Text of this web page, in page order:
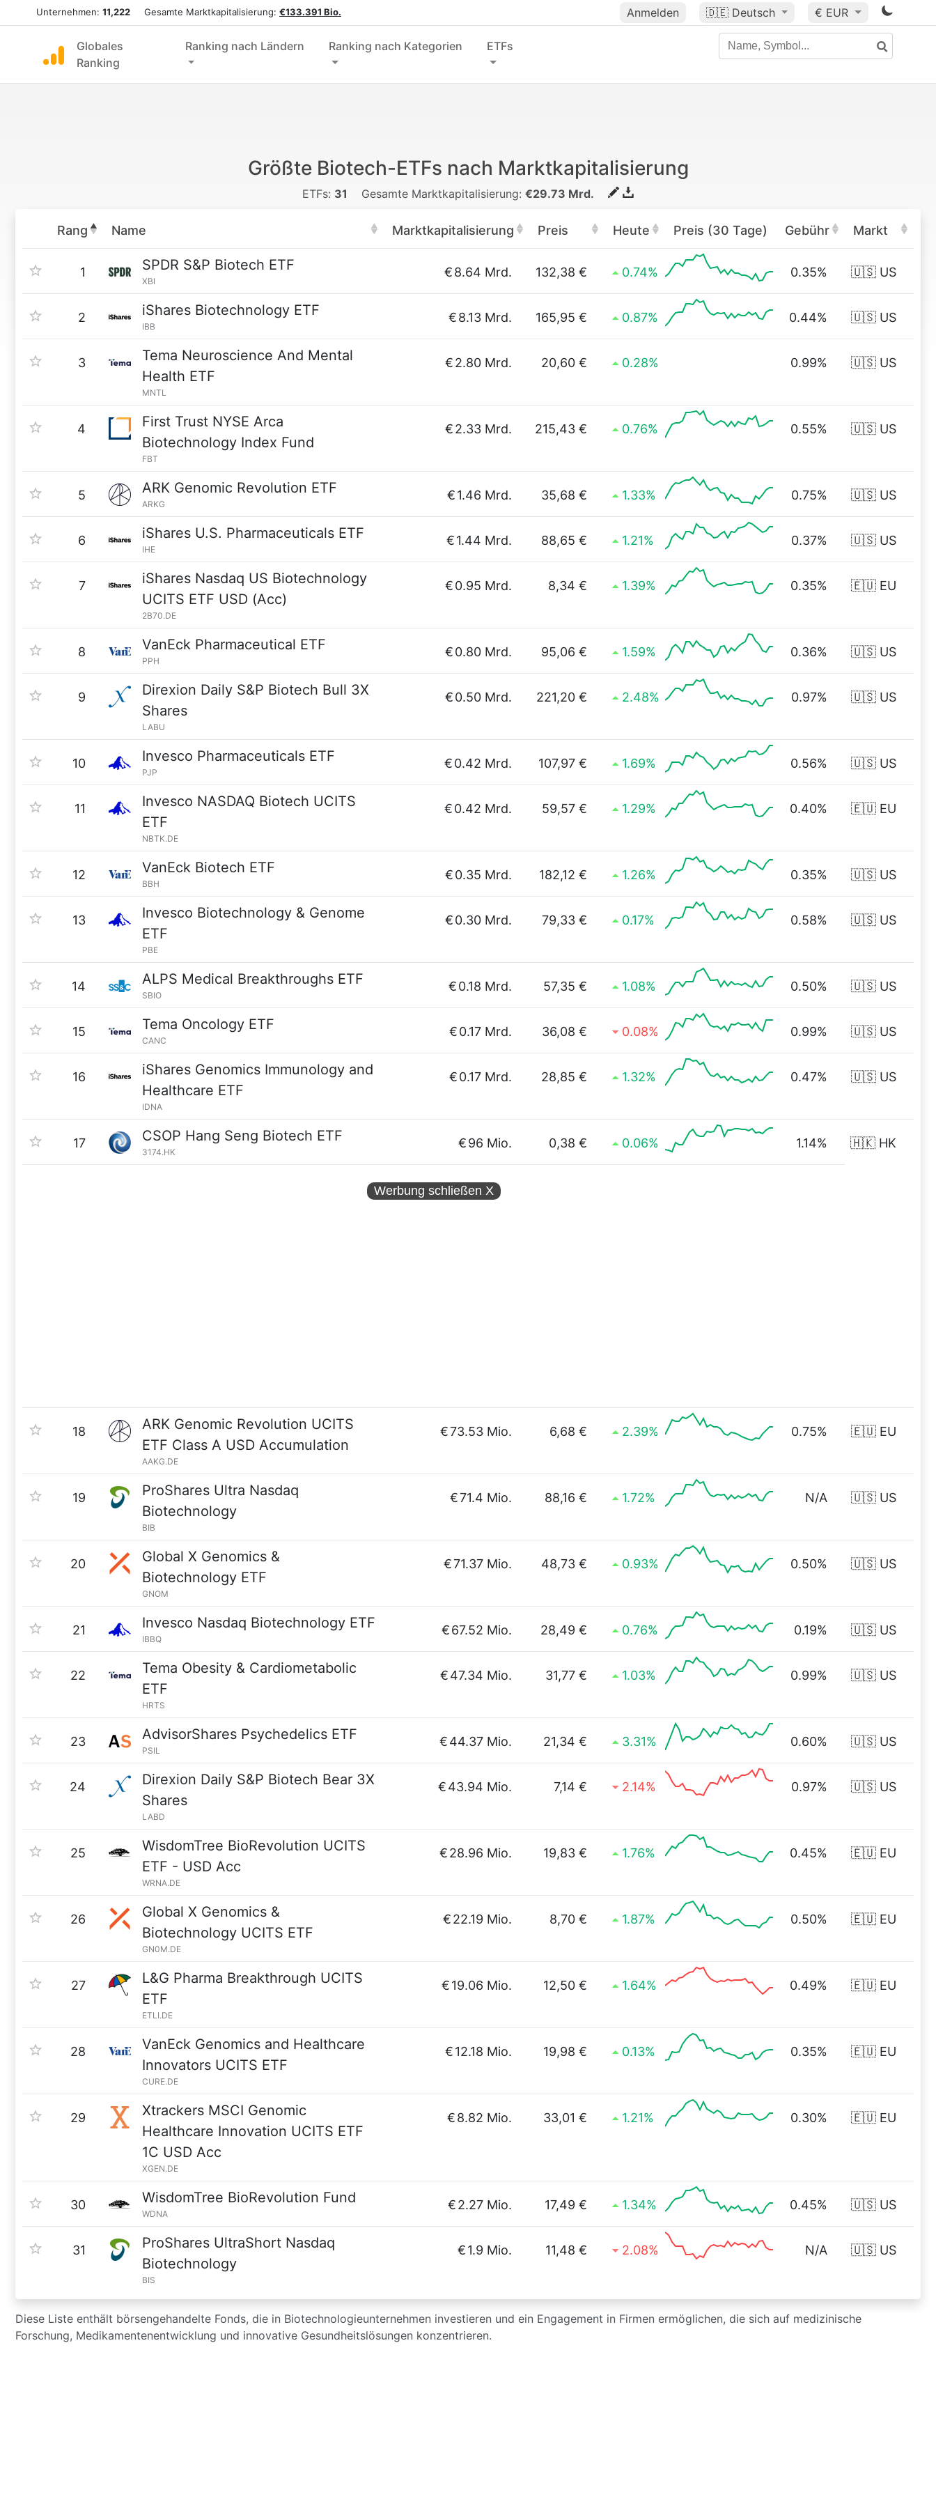
Unternehmen: 11,222 Gesamte Marktkapitalisierung: €133.391 Bio. Anmelden 🇩🇪 Deutsch € EUR
Globales
Ranking
Ranking nach Ländern Ranking nach Kategorien ETFs
Größte Biotech-ETFs nach Marktkapitalisierung
ETFs: 31 Gesamte Marktkapitalisierung: €29.73 Mrd.
Rang Name Marktkapitalisierung Preis Heute Preis (30 Tage) Gebühr Markt
1 SPDR S&P Biotech ETF
XBI
€8.64 Mrd. 132,38 € 0.74% 0.35% 🇺🇸 US
2 iShares Biotechnology ETF
IBB
€8.13 Mrd. 165,95 € 0.87% 0.44% 🇺🇸 US
3
Tema Neuroscience And Mental
Health ETF
MNTL
€2.80 Mrd. 20,60 € 0.28% 0.99% 🇺🇸 US
4
First Trust NYSE Arca
Biotechnology Index Fund
FBT
€2.33 Mrd. 215,43 € 0.76% 0.55% 🇺🇸 US
5 ARK Genomic Revolution ETF
ARKG
€1.46 Mrd. 35,68 € 1.33% 0.75% 🇺🇸 US
6 iShares U.S. Pharmaceuticals ETF
IHE
€1.44 Mrd. 88,65 € 1.21% 0.37% 🇺🇸 US
7
iShares Nasdaq US Biotechnology
UCITS ETF USD (Acc)
2B70.DE
€0.95 Mrd. 8,34 € 1.39% 0.35% 🇪🇺 EU
8 VanEck Pharmaceutical ETF
PPH
€0.80 Mrd. 95,06 € 1.59% 0.36% 🇺🇸 US
9
Direxion Daily S&P Biotech Bull 3X
Shares
LABU
€0.50 Mrd. 221,20 € 2.48% 0.97% 🇺🇸 US
10 Invesco Pharmaceuticals ETF
PJP
€0.42 Mrd. 107,97 € 1.69% 0.56% 🇺🇸 US
11
Invesco NASDAQ Biotech UCITS
ETF
NBTK.DE
€0.42 Mrd. 59,57 € 1.29% 0.40% 🇪🇺 EU
12 VanEck Biotech ETF
BBH
€0.35 Mrd. 182,12 € 1.26% 0.35% 🇺🇸 US
13
Invesco Biotechnology & Genome
ETF
PBE
€0.30 Mrd. 79,33 € 0.17% 0.58% 🇺🇸 US
14 ALPS Medical Breakthroughs ETF
SBIO
€0.18 Mrd. 57,35 € 1.08% 0.50% 🇺🇸 US
15 Tema Oncology ETF
CANC
€0.17 Mrd. 36,08 € 0.08% 0.99% 🇺🇸 US
16
iShares Genomics Immunology and
Healthcare ETF
IDNA
€0.17 Mrd. 28,85 € 1.32% 0.47% 🇺🇸 US
17 CSOP Hang Seng Biotech ETF
3174.HK
€96 Mio. 0,38 € 0.06% 1.14% 🇭🇰 HK
Werbung schließen X
18
ARK Genomic Revolution UCITS
ETF Class A USD Accumulation
AAKG.DE
€73.53 Mio. 6,68 € 2.39% 0.75% 🇪🇺 EU
19
ProShares Ultra Nasdaq
Biotechnology
BIB
€71.4 Mio. 88,16 € 1.72% N/A 🇺🇸 US
20
Global X Genomics &
Biotechnology ETF
GNOM
€71.37 Mio. 48,73 € 0.93% 0.50% 🇺🇸 US
21 Invesco Nasdaq Biotechnology ETF
IBBQ
€67.52 Mio. 28,49 € 0.76% 0.19% 🇺🇸 US
22
Tema Obesity & Cardiometabolic
ETF
HRTS
€47.34 Mio. 31,77 € 1.03% 0.99% 🇺🇸 US
23 AdvisorShares Psychedelics ETF
PSIL
€44.37 Mio. 21,34 € 3.31% 0.60% 🇺🇸 US
24
Direxion Daily S&P Biotech Bear 3X
Shares
LABD
€43.94 Mio. 7,14 € 2.14% 0.97% 🇺🇸 US
25
WisdomTree BioRevolution UCITS
ETF - USD Acc
WRNA.DE
€28.96 Mio. 19,83 € 1.76% 0.45% 🇪🇺 EU
26
Global X Genomics &
Biotechnology UCITS ETF
GN0M.DE
€22.19 Mio. 8,70 € 1.87% 0.50% 🇪🇺 EU
27
L&G Pharma Breakthrough UCITS
ETF
ETLI.DE
€19.06 Mio. 12,50 € 1.64% 0.49% 🇪🇺 EU
28
VanEck Genomics and Healthcare
Innovators UCITS ETF
CURE.DE
€12.18 Mio. 19,98 € 0.13% 0.35% 🇪🇺 EU
29
Xtrackers MSCI Genomic
Healthcare Innovation UCITS ETF
1C USD Acc
XGEN.DE
€8.82 Mio. 33,01 € 1.21% 0.30% 🇪🇺 EU
30 WisdomTree BioRevolution Fund
WDNA
€2.27 Mio. 17,49 € 1.34% 0.45% 🇺🇸 US
31
ProShares UltraShort Nasdaq
Biotechnology
BIS
€1.9 Mio. 11,48 € 2.08% N/A 🇺🇸 US
Diese Liste enthält börsengehandelte Fonds, die in Biotechnologieunternehmen investieren und ein Engagement in Firmen ermöglichen, die sich auf medizinische
Forschung, Medikamentenentwicklung und innovative Gesundheitslösungen konzentrieren.